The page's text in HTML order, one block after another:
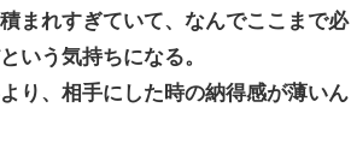
まれすぎていて、なんでここまで必
いう気持ちになる。
り、相手にした時の納得感が薄いん